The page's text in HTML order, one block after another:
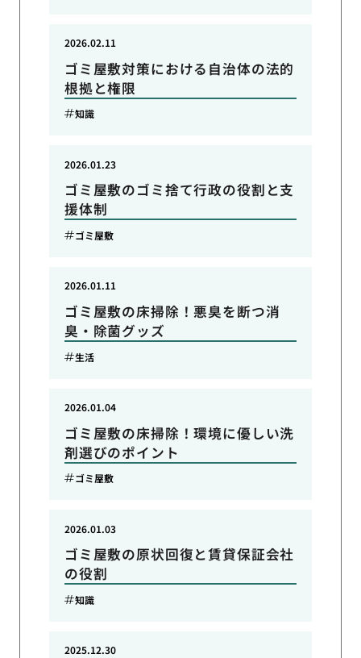
ゴミ屋敷対策における自治体の法的
根拠と権限
2026.02.11
知識
ゴミ屋敷のゴミ捨て行政の役割と支
援体制
2026.01.23
ゴミ屋敷
ゴミ屋敷の床掃除！悪臭を断つ消
臭・除菌グッズ
2026.01.11
生活
ゴミ屋敷の床掃除！環境に優しい洗
剤選びのポイント
2026.01.04
ゴミ屋敷
ゴミ屋敷の原状回復と賃貸保証会社
の役割
2026.01.03
知識
2025.12.30